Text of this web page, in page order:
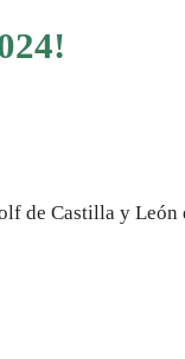
de Castilla y